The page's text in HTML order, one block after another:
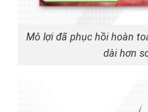
Mô lợi đã phục hồi hoàn
dài hơn